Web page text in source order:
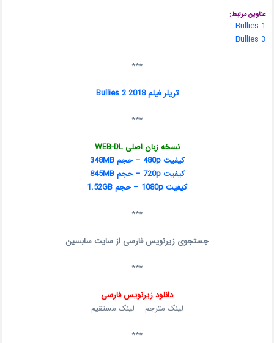
عناوین مرتبط:
Bullies 1
Bullies 3
***
تریلر فیلم Bullies 2 2018
***
نسخه زبان اصلی WEB-DL
کیفیت 480p – حجم 348MB
کیفیت 720p – حجم 845MB
کیفیت 1080p – حجم 1.52GB
***
جستجوی زیرنویس فارسی از سایت سابسین
***
دانلود زیرنویس فارسی
لینک مترجم – لینک مستقیم
***